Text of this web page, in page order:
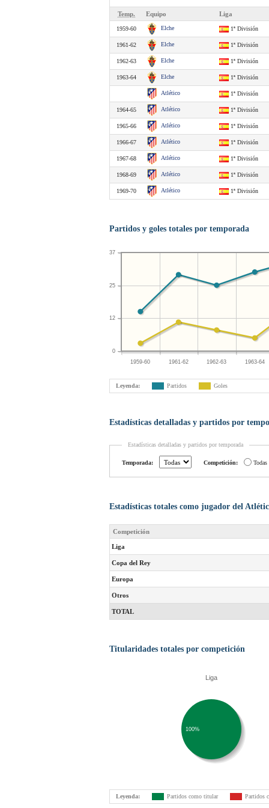
Temp. Equipo Liga
1959-60 Elche 1ª División
1961-62 Elche 1ª División
1962-63 Elche 1ª División
1963-64 Elche 1ª División
Atlético 1ª División
1964-65 Atlético 1ª División
1965-66 Atlético 1ª División
1966-67 Atlético 1ª División
1967-68 Atlético 1ª División
1968-69 Atlético 1ª División
1969-70 Atlético 1ª División
Partidos y goles totales por temporada
1959-60 1961-62 1962-63 1963-64
0
12
25
37
Leyenda: Partidos Goles
Estadísticas detalladas y partidos por
Estadísticas detalladas y partidos por temporada
Temporada: Competición: Todas
Estadísticas totales como jugador del
Competición
Liga
Copa del Rey
Europa
Otros
TOTAL
Titularidades totales por competición
Liga
100%
Leyenda: Partidos como titular Partidos